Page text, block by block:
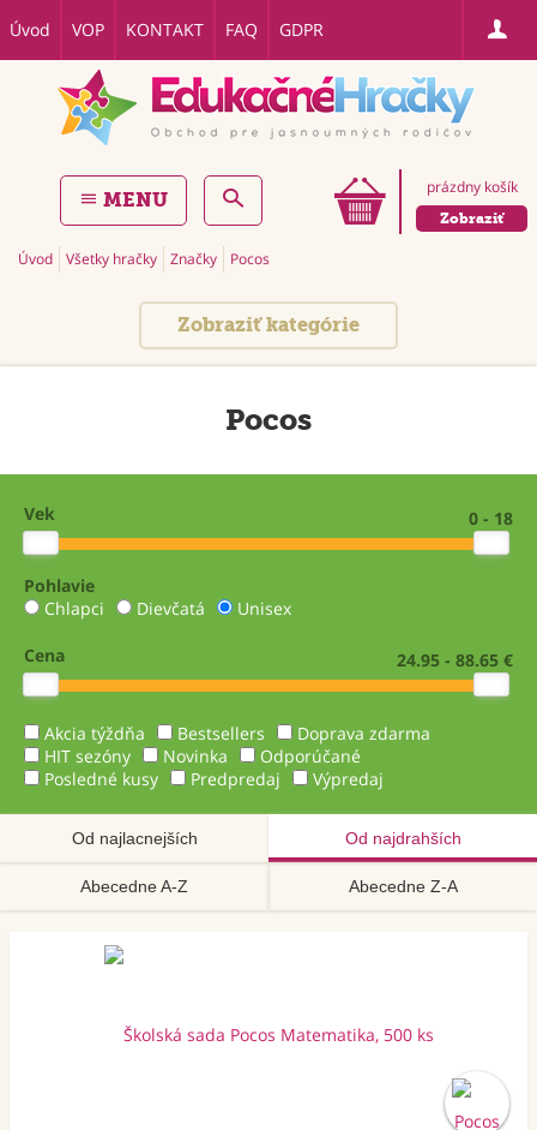
Úvod VOP KONTAKT FAQ GDPR
prázdny košík
Zobraziť
MENU
Úvod Všetky hračky Značky Pocos
Zobraziť kategórie
Pocos
Vek 0 - 18
Pohlavie
Chlapci
Dievčatá Unisex
Cena 24.95 - 88.65 €
Akcia týždňa Bestsellers
Doprava zdarma
HIT sezóny
Novinka
Odporúčané
Posledné kusy
Predpredaj Výpredaj
Od najlacnejších Od najdrahších
Abecedne A-Z Abecedne Z-A